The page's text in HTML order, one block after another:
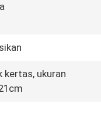
kertas, ukuran